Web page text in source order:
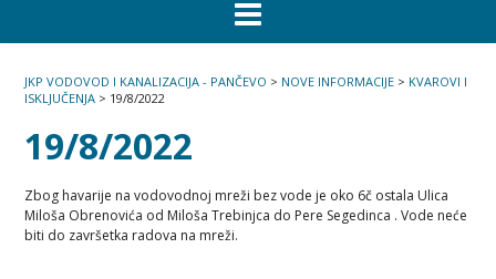
JKP VODOVOD I KANALIZACIJA - PANČEVO > NOVE INFORMACIJE > KVAROVI I
ISKLJUČENJA > 19/8/2022
19/8/2022
Zbog havarije na vodovodnoj mreži bez vode je oko 6č ostala Ulica
Miloša Obrenovića od Miloša Trebinjca do Pere Segedinca . Vode neće
biti do završetka radova na mreži.